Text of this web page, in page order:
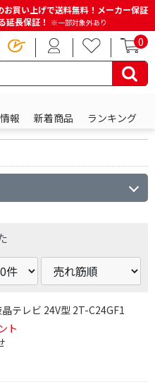
買い上げで送料無料！メーカー保証
延長保証！ ※一部対象外あり
0
報 新着商品 ランキング
・レコーダー
の商品一覧
テレビ 24V型 2T-C24GF1
ト